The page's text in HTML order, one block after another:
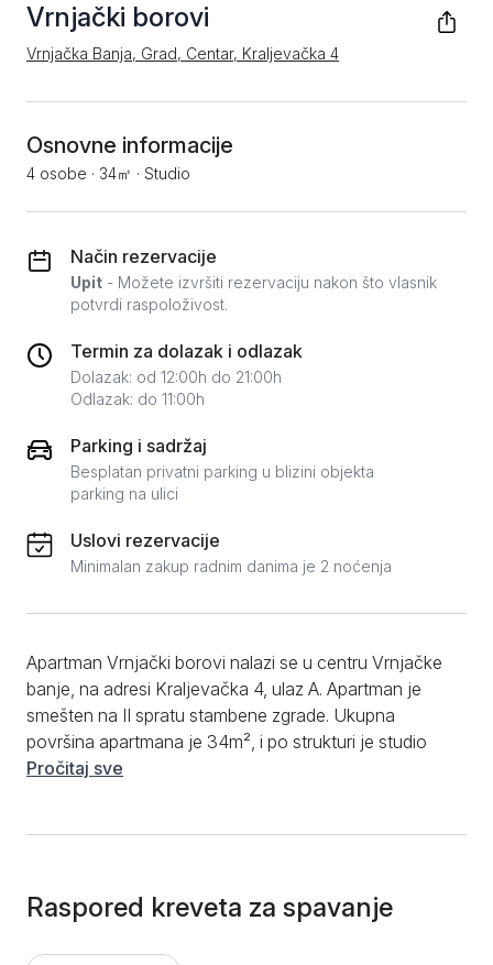
Vrnjački borovi
Vrnjačka Banja, Grad, Centar, Kraljevačka 4
Osnovne informacije
4 osobe · 34㎡ · Studio
Način rezervacije
Upit - Možete izvršiti rezervaciju nakon što vlasnik
potvrdi raspoloživost.
Termin za dolazak i odlazak
Dolazak: od 12:00h do 21:00h
Odlazak: do 11:00h
Parking i sadržaj
Besplatan privatni parking u blizini objekta
parking na ulici
Uslovi rezervacije
Minimalan zakup radnim danima je 2 noćenja
Apartman Vrnjački borovi nalazi se u centru Vrnjačke
banje, na adresi Kraljevačka 4, ulaz A. Apartman je
smešten na II spratu stambene zgrade. Ukupna
površina apartmana je 34m², i po strukturi je studio
apartman. U apartmanu mogu komforno da borave 4
prijatnim za boravak. Iz dnevnog boravka se izlazi na
prostranu terasu, opremljenu udobnim stolicama, pa
je ovo idealno mesto za uživanje u kafi. Kompletno
Pročitaj sve
Raspored kreveta za spavanje